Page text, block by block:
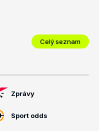
Celý seznam
Zprávy
Sport odds